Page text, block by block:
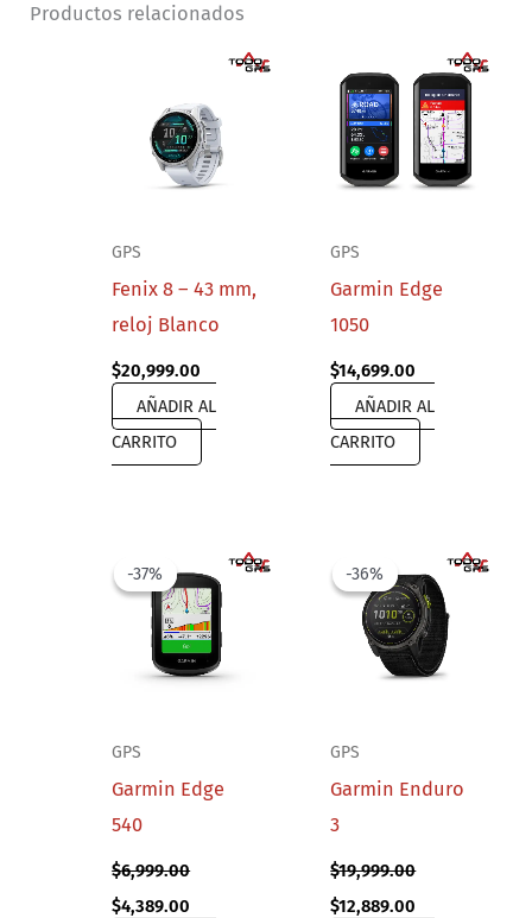
mm)
Productos relacionados
GPS
Fenix 8 – 43 mm,
reloj Blanco
$20,999.00
AÑADIR AL
CARRITO
GPS
Garmin Edge
1050
$14,699.00
AÑADIR AL
CARRITO
-37%
-37%
GPS
Garmin Edge
540
$6,999.00
Original
$4,389.00
-36%
-36%
GPS
Garmin Enduro
3
$19,999.00
Original
$12,889.00